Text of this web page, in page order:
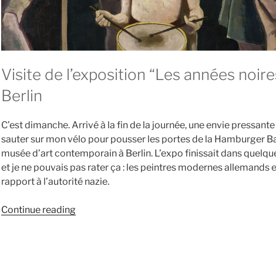
Visite de l’exposition “Les années
Berlin
C’est dimanche. Arrivé à la fin de la journée, une envie
sauter sur mon vélo pour pousser les portes de la Hamburger
musée d’art contemporain à Berlin. L’expo finissait dans
et je ne pouvais pas rater ça : les peintres modernes allemands
rapport à l’autorité nazie.
Continue reading“Les